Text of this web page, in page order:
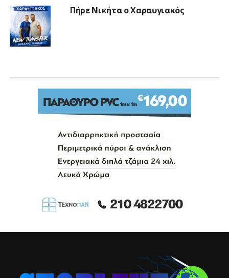
Πήρε Νικήτα ο Χαραυγιακός